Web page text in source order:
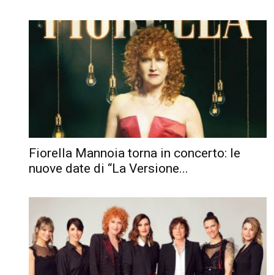
Fiorella Mannoia torna in concerto: le
nuove date di “La Versione...